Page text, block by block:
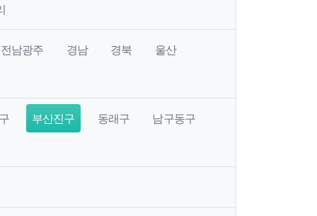
전남광주 경남 경북 울산
부산진구 동래구 남구동구